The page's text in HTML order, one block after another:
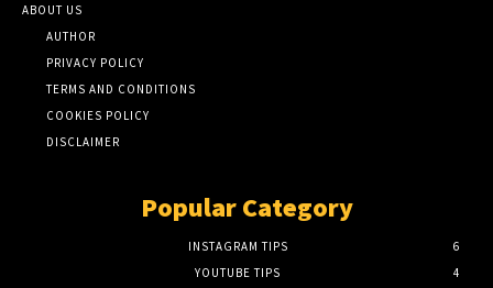
ABOUT US
AUTHOR
PRIVACY POLICY
TERMS AND CONDITIONS
COOKIES POLICY
DISCLAIMER
Popular Category
INSTAGRAM TIPS
6
YOUTUBE TIPS
4